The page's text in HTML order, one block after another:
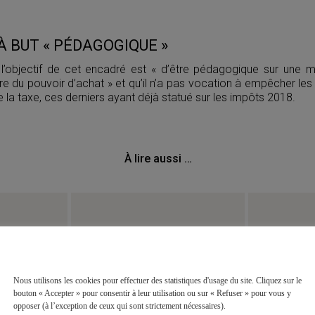
BUT « PÉDAGOGIQUE »
de cet encadré est « d’être pédagogique sur une
du pouvoir d’achat » et qu’il n’a pas vocation à empêcher
la taxe, ces derniers ayant déjà statué sur les impôts 2018.
À lire aussi …
Nous utilisons les cookies pour effectuer des statistiques d'usage du site. Cliquez sur le
bouton « Accepter » pour consentir à leur utilisation ou sur « Refuser » pour vous y
opposer (à l’exception de ceux qui sont strictement nécessaires).